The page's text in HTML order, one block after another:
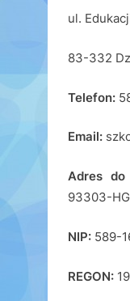
ul.
83-332
Telefon:
Email:
Adres do
93303-
NIP: 589-
REGON: